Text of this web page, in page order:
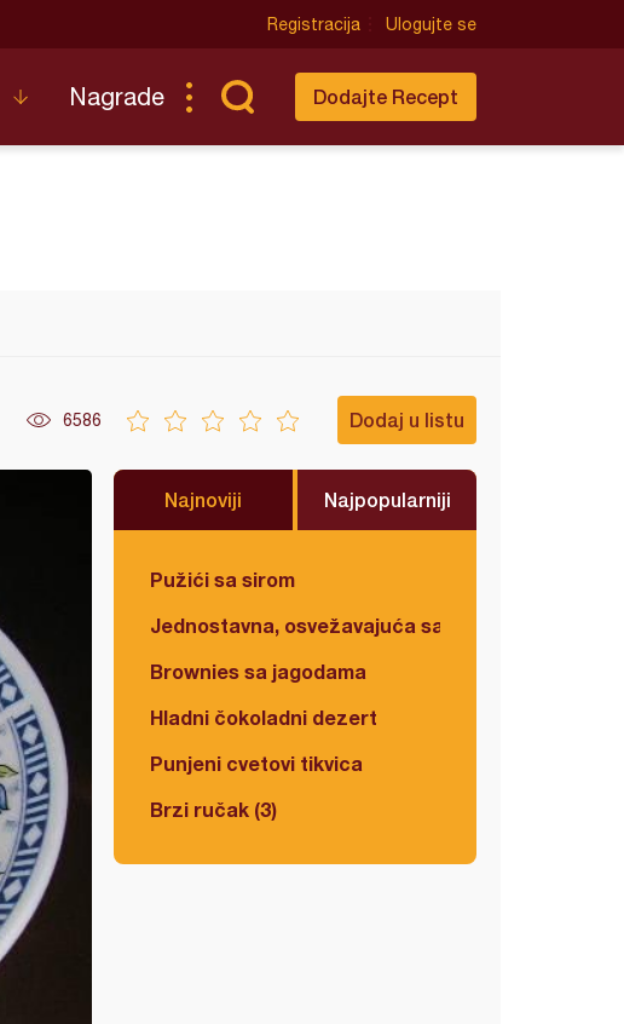
Registracija Ulogujte se
Nagrade Dodajte Recept
6586 Dodaj u listu
Najnoviji Najpopularniji
Pužići sa sirom
Jednostavna, osvežavajuća salata
Brownies sa jagodama
Hladni čokoladni dezert
Punjeni cvetovi tikvica
Brzi ručak (3)